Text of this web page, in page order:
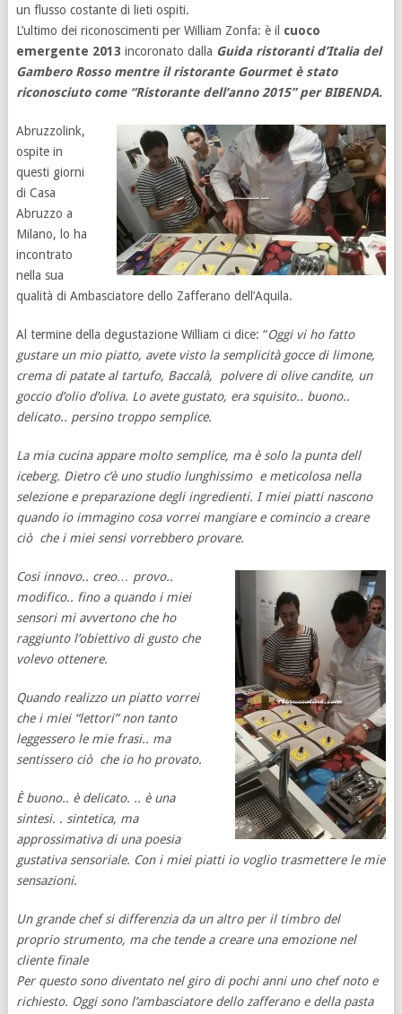
un flusso costante di lieti ospiti.
L’ultimo dei riconoscimenti per William Zonfa: è il cuoco
emergente 2013 incoronato dalla Guida ristoranti d’Italia del
Gambero Rosso mentre il ristorante Gourmet è stato
riconosciuto come “Ristorante dell’anno 2015” per BIBENDA.
Abruzzolink,
ospite in
questi giorni
di Casa
Abruzzo a
Milano, lo ha
incontrato
nella sua
qualità di Ambasciatore dello Zafferano dell’Aquila.
Al termine della degustazione William ci dice: “Oggi vi ho fatto
gustare un mio piatto, avete visto la semplicità gocce di limone,
crema di patate al tartufo, Baccalà, polvere di olive candite, un
goccio d’olio d’oliva. Lo avete gustato, era squisito.. buono..
delicato.. persino troppo semplice.
La mia cucina appare molto semplice, ma è solo la punta dell
iceberg. Dietro c’è uno studio lunghissimo e meticolosa nella
selezione e preparazione degli ingredienti. I miei piatti nascono
quando io immagino cosa vorrei mangiare e comincio a creare
ciò che i miei sensi vorrebbero provare.
Cosi innovo.. creo… provo..
modifico.. fino a quando i miei
sensori mi avvertono che ho
raggiunto l’obiettivo di gusto che
volevo ottenere.
Quando realizzo un piatto vorrei
che i miei “lettori” non tanto
leggessero le mie frasi.. ma
sentissero ciò che io ho provato.
È buono.. è delicato. .. è una
sintesi. . sintetica, ma
approssimativa di una poesia
gustativa sensoriale. Con i miei piatti io voglio trasmettere le mie
sensazioni.
Un grande chef si differenzia da un altro per il timbro del
proprio strumento, ma che tende a creare una emozione nel
cliente finale
Per questo sono diventato nel giro di pochi anni uno chef noto e
richiesto. Oggi sono l’ambasciatore dello zafferano e della pasta